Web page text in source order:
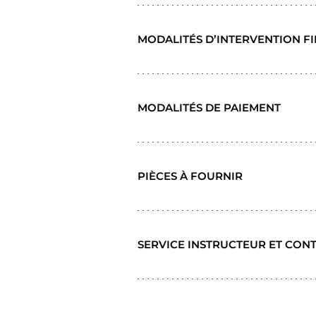
MODALITÉS D’INTERVENTION
MODALITÉS DE PAIEMENT
PIÈCES À FOURNIR
SERVICE INSTRUCTEUR ET